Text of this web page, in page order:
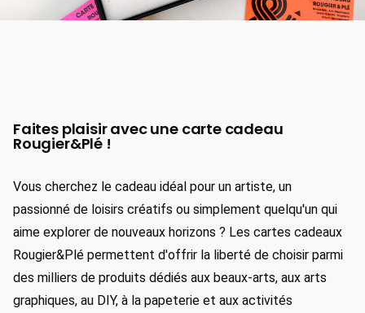
Faites plaisir avec une carte cadeau
Rougier&Plé !
Vous cherchez le cadeau idéal pour un artiste, un
passionné de loisirs créatifs ou simplement quelqu'un qui
aime explorer de nouveaux horizons ? Les cartes cadeaux
Rougier&Plé permettent d'offrir la liberté de choisir parmi
des milliers de produits dédiés aux beaux-arts, aux arts
graphiques, au DIY, à la papeterie et aux activités